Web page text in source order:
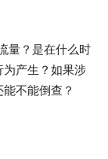
量？是在什么时
产生？如果涉
不能倒查？